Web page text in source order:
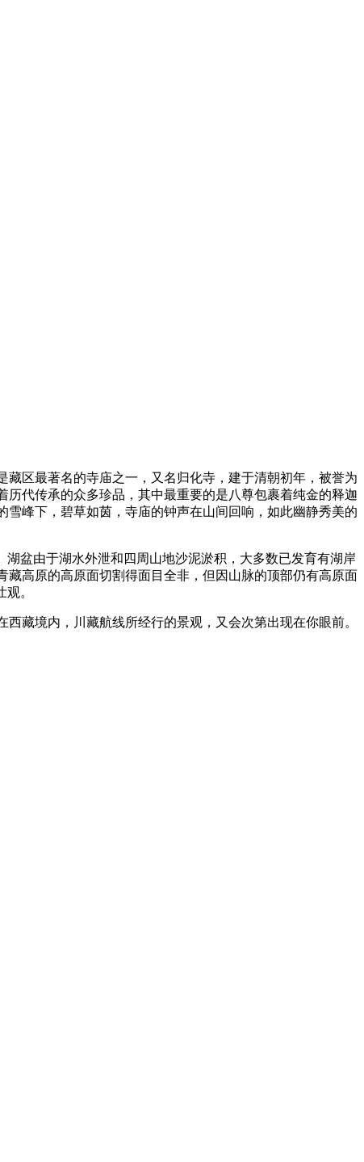
区最著名的寺庙之一，又名归化寺，建于清朝初年，被誉为
代传承的众多珍品，其中最重要的是八尊包裹着纯金的释迦
峰下，碧草如茵，寺庙的钟声在山间回响，如此幽静秀美的
盆由于湖水外泄和四周山地沙泥淤积，大多数已发育有湖岸
高原的高原面切割得面目全非，但因山脉的顶部仍有高原面
。
藏境内，川藏航线所经行的景观，又会次第出现在你眼前。